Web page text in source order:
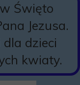
Święto
Jezusa.
dla dzieci
kwiaty.